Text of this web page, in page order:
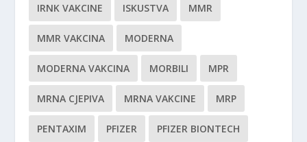
IRNK VAKCINE ISKUSTVA MMR
MMR VAKCINA MODERNA
MODERNA VAKCINA MORBILI MPR
MRNA CJEPIVA MRNA VAKCINE MRP
PENTAXIM PFIZER PFIZER BIONTECH